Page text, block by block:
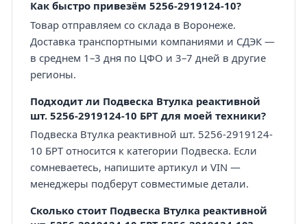
Как быстро привезём 5256-2919124-10?
Товар отправляем со склада в Воронеже.
Доставка транспортными компаниями и СДЭК —
в среднем 1–3 дня по ЦФО и 3–7 дней в другие
регионы.
Подходит ли Подвеска Втулка реактивной
шт. 5256-2919124-10 БРТ для моей техники?
Подвеска Втулка реактивной шт. 5256-2919124-
10 БРТ относится к категории Подвеска. Если
сомневаетесь, напишите артикул и VIN —
менеджеры подберут совместимые детали.
Сколько стоит Подвеска Втулка реактивной